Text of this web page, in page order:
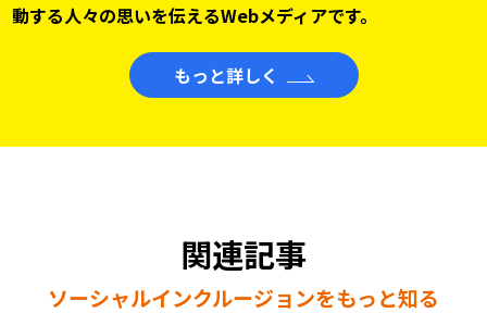
動する人々の思いを伝えるWebメディアです。
もっと詳しく
関連記事
ソーシャルインクルージョンをもっと知る